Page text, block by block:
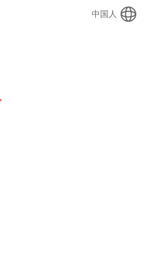
中国人